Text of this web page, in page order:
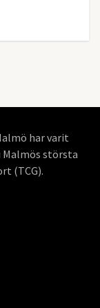
har varit
Malmös största
(TCG).